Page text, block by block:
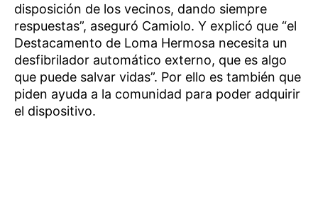
disposición de los vecinos, dando siempre
respuestas”, aseguró Camiolo. Y explicó que “el
Destacamento de Loma Hermosa necesita un
desfibrilador automático externo, que es algo
que puede salvar vidas”. Por ello es también que
piden ayuda a la comunidad para poder adquirir
el dispositivo.